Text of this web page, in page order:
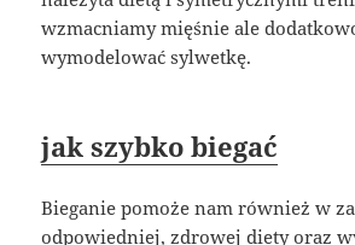
wzmacniamy mięśnie ale
wymodelować sylwetkę.
jak szybko biegać
Bieganie pomoże nam również w
odpowiedniej, zdrowej diety oraz